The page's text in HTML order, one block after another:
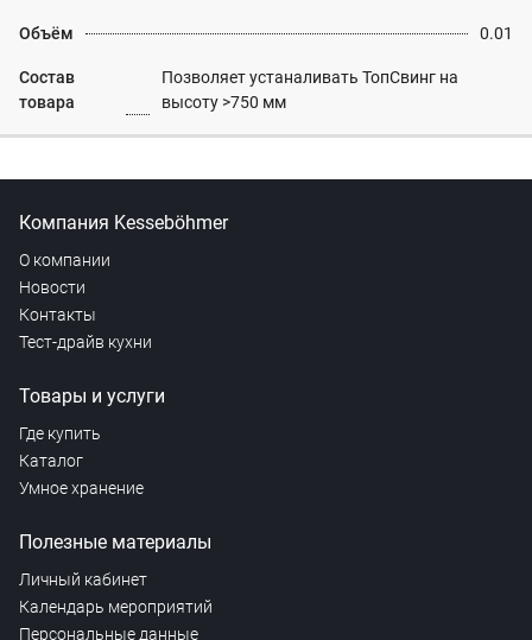
Объём 0.01
Состав
товара
Позволяет устаналивать ТопСвинг на
высоту >750 мм
Компания Kesseböhmer
О компании
Новости
Контакты
Тест-драйв кухни
Товары и услуги
Где купить
Каталог
Умное хранение
Полезные материалы
Личный кабинет
Календарь мероприятий
Персональные данные